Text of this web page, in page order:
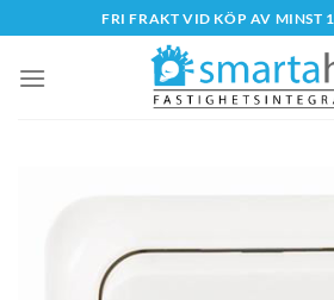
to
content
FRI FRAKT VID KÖP AV MINST